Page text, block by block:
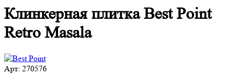
Клинкерная плитка Best Point
Retro Masala
Арт: 270576